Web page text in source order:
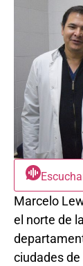
Marcelo
el norte de
ciudades